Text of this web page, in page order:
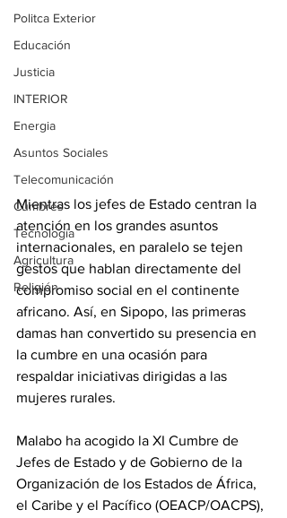
Politca Exterior
Educación
Justicia
INTERIOR
Energia
Asuntos Sociales
Telecomunicación
Cumbres
Tecnología
Agricultura
Religión
Mientras los jefes de Estado centran la
atención en los grandes asuntos
internacionales, en paralelo se tejen
gestos que hablan directamente del
compromiso social en el continente
africano. Así, en Sipopo, las primeras
damas han convertido su presencia en
la cumbre en una ocasión para
respaldar iniciativas dirigidas a las
mujeres rurales.
Malabo ha acogido la XI Cumbre de
Jefes de Estado y de Gobierno de la
Organización de los Estados de África,
el Caribe y el Pacífico (OEACP/OACPS),